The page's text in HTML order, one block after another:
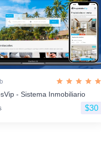
- Sistema Inmobiliario
$30